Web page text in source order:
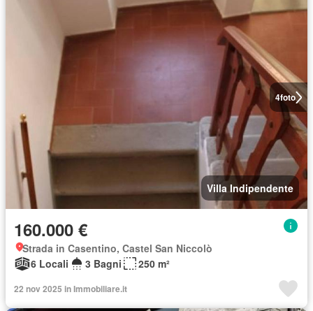
4foto
Villa Indipendente
160.000 €
Strada in Casentino, Castel San Niccolò
6 Locali
3 Bagni 250 m²
22 nov 2025 in Immobiliare.it